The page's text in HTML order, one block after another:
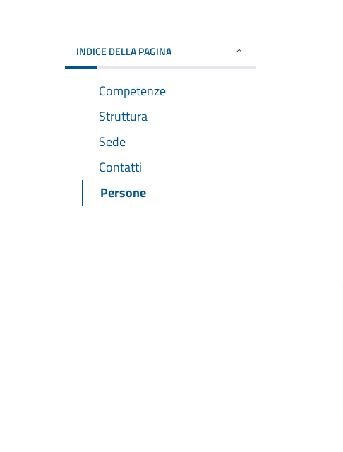
INDICE DELLA PAGINA
Competenze
Struttura
Sede
Contatti
Persone